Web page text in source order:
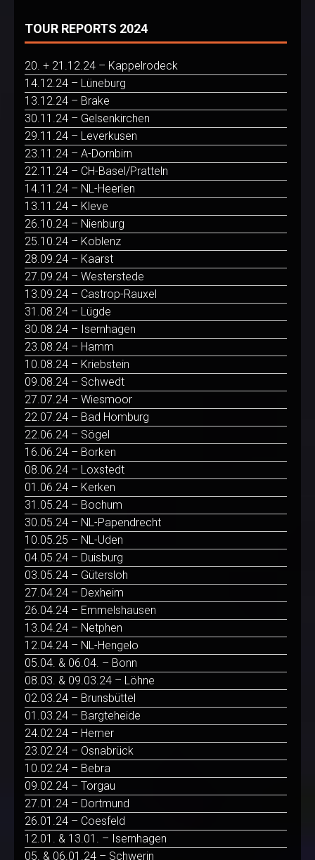
TOUR REPORTS 2024
20. + 21.12.24 – Kappelrodeck
14.12.24 – Lüneburg
13.12.24 – Brake
30.11.24 – Gelsenkirchen
29.11.24 – Leverkusen
23.11.24 – A-Dornbirn
22.11.24 – CH-Basel/Pratteln
14.11.24 – NL-Heerlen
13.11.24 – Kleve
26.10.24 – Nienburg
25.10.24 – Koblenz
28.09.24 – Kaarst
27.09.24 – Westerstede
13.09.24 – Castrop-Rauxel
31.08.24 – Lügde
30.08.24 – Isernhagen
23.08.24 – Hamm
10.08.24 – Kriebstein
09.08.24 – Schwedt
27.07.24 – Wiesmoor
22.07.24 – Bad Homburg
22.06.24 – Sögel
16.06.24 – Borken
08.06.24 – Loxstedt
01.06.24 – Kerken
31.05.24 – Bochum
30.05.24 – NL-Papendrecht
10.05.25 – NL-Uden
04.05.24 – Duisburg
03.05.24 – Gütersloh
27.04.24 – Dexheim
26.04.24 – Emmelshausen
13.04.24 – Netphen
12.04.24 – NL-Hengelo
05.04. & 06.04. – Bonn
08.03. & 09.03.24 – Löhne
02.03.24 – Brunsbüttel
01.03.24 – Bargteheide
24.02.24 – Hemer
23.02.24 – Osnabrück
10.02.24 – Bebra
09.02.24 – Torgau
27.01.24 – Dortmund
26.01.24 – Coesfeld
12.01. & 13.01. – Isernhagen
05. & 06.01.24 – Schwerin